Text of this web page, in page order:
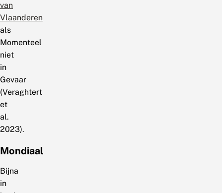
van
Vlaanderen
als
Momenteel
niet
in
Gevaar
(Veraghtert
et
al.
2023).
Mondiaal
Bijna
in